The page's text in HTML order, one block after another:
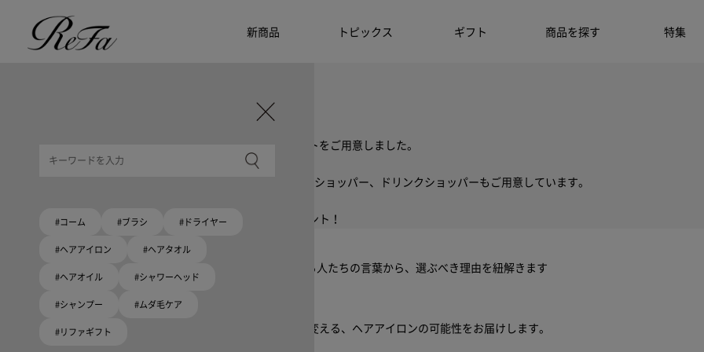
新商品 トピックス ギフト 商品を探す 特集
ReFa商品をご紹介します。プレゼント選びの参考に。
限定ラッピングバック・ショッパーまたはギフトスリーブセットをご用意しました。
大切な人への贈り物にリファオリジナルショッパー
リファロゴが入った、白色のショッパーを6サイズ、ピンク色のショッパー、ドリンクショッパーもご用意しています。
期間限定で対象商品のご購入でオリジナルショッパーをプレゼント！
Because ReFa | 上質な美しさを、妥協しない人へ
高機能ドライヤー Xモデルに宿る美学。上質な美しさを追求する人たちの言葉から、選ぶべき理由を紐解きます
いい髪めざす、大人たちへ。
髪がきれいって嬉しい。「でもヘアケアは大変」という概念を変える、ヘアアイロンの可能性をお届けします。
#コーム #ブラシ #ドライヤー
#ヘアアイロン #ヘアタオル
#ヘアオイル #シャワーヘッド
#シャンプー #ムダ毛ケア
#リファギフト